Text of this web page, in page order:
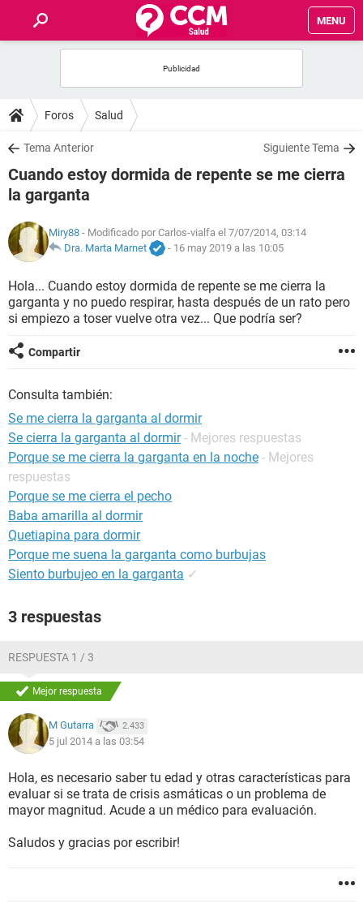
MENU
FOROS
SALUD
FAMILIA
NUTRICIÓN
SEXUALIDAD
GLOSARIO
Foros Salud
Tema Anterior Siguiente Tema
Cuando estoy dormida de repente se me cierra
la garganta
Miry88 - Modificado por Carlos-vialfa el 7/07/2014, 03:14
Dra. Marta Marnet
- 16 may 2019 a las 10:05
Hola... Cuando estoy dormida de repente se me cierra la
garganta y no puedo respirar, hasta después de un rato pero
si empiezo a toser vuelve otra vez... Que podría ser?
Compartir
Consulta también:
Se me cierra la garganta al dormir
Se cierra la garganta al dormir - Mejores respuestas
Porque se me cierra la garganta en la noche - Mejores
respuestas
Porque se me cierra el pecho
Baba amarilla al dormir
Quetiapina para dormir
Porque me suena la garganta como burbujas
Siento burbujeo en la garganta ✓
3 respuestas
RESPUESTA 1 / 3
Mejor respuesta
M Gutarra 2.433
5 jul 2014 a las 03:54
Hola, es necesario saber tu edad y otras características para
evaluar si se trata de crisis asmáticas o un problema de
mayor magnitud. Acude a un médico para evaluación.
Saludos y gracias por escribir!